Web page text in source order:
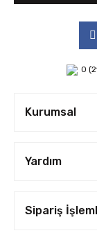
0
Kurumsal
Yardım
Sipariş